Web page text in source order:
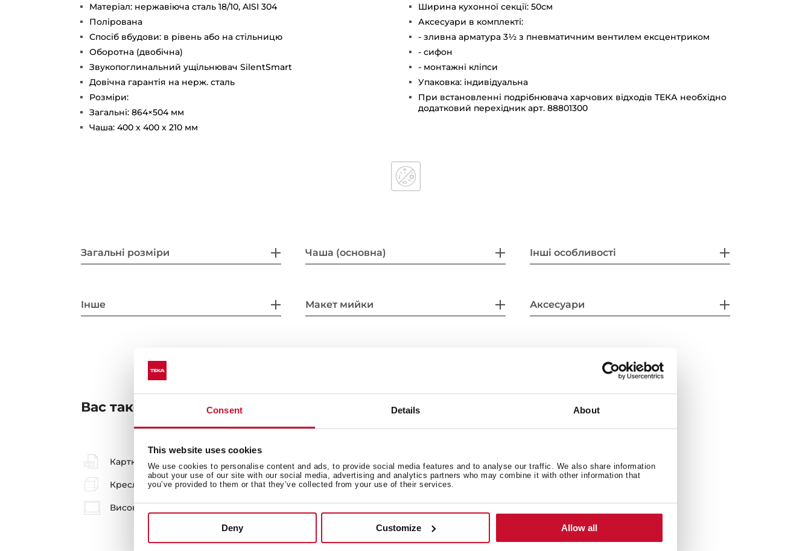
Consent Details About
This website uses cookies
We use cookies to personalise content and ads, to provide social media features and to analyse our traffic. We also share information
about your use of our site with our social media, advertising and analytics partners who may combine it with other information that
you’ve provided to them or that they’ve collected from your use of their services.
Deny Customize Allow all
Матеріал: нержавіюча сталь 18/10, AISI 304
Полірована
Спосіб вбудови: в рівень або на стільницю
Оборотна (двобічна)
Звукопоглинальний ущільнювач SilentSmart
Довічна гарантія на нерж. сталь
Розміри:
Загальні: 864×504 мм
Чаша: 400 x 400 x 210 мм
Ширина кухонної секції: 50см
Аксесуари в комплекті:
- зливна арматура 3½ з пневматичним вентилем ексцентриком
- сифон
- монтажні кліпси
Упаковка: індивідуальна
При встановленні подрібнювача харчових відходів ТЕКА необхідно
додатковий перехідник арт. 88801300
Загальні розміри Чаша (основна) Інші особливості
Інше Макет мийки Аксесуари
Вас також може зацікавити
Картка товару Технічне креслення
Креслення для прихованого монтажу Креслення верхньої установки
Високоякісні зображення